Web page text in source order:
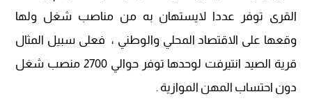
القرى توفر عددا لايستهان به من مناصب شغل ولها
وقعها على الاقتصاد المحلي والوطني ، فعلى سبيل المثال
قرية الصيد انتيرفت لوحدها توفر حوالي 2700 منصب شغل
دون احتساب المهن الموازية .